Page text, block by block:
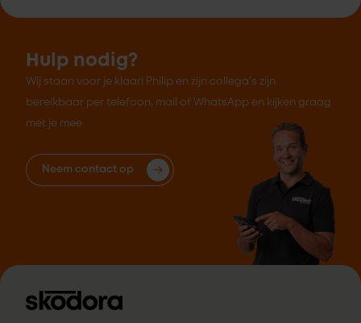
Hulp nodig?
Wij staan voor je klaar! Philip en zijn collega's zijn
bereikbaar per telefoon, mail of WhatsApp en kijken graag
met je mee.
Neem contact op